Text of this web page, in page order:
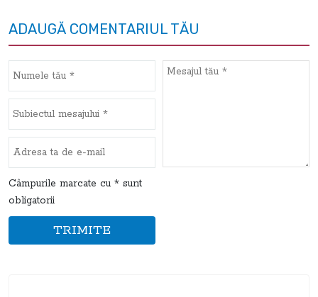
ADAUGĂ COMENTARIUL TĂU
Câmpurile marcate cu * sunt
obligatorii
TRIMITE